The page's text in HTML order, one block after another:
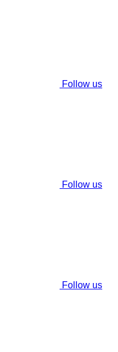
Follow us
Follow us
Follow us